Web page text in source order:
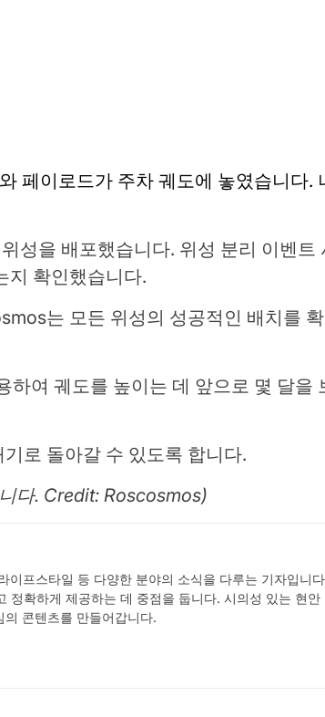
페이로드가 주차 궤도에 놓였습니다.
성을 배포했습니다. 위성 분리 이벤트
지 확인했습니다.
는 모든 위성의 성공적인 배치를
여 궤도를 높이는 데 앞으로 몇 달을
로 돌아갈 수 있도록 합니다.
다. Credit: Roscosmos)
프스타일 등 다양한 분야의 소식을 다루는 기자입니
정확하게 제공하는 데 중점을 둡니다. 시의성 있는 현안
콘텐츠를 만들어갑니다.